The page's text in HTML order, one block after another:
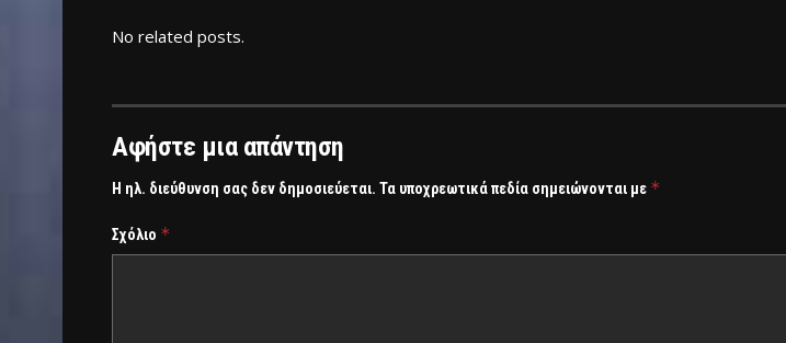
No related posts.
Αφήστε μια απάντηση
Η ηλ. διεύθυνση σας δεν δημοσιεύεται. Τα υποχρεωτικά πεδία σημειώνονται με *
Σχόλιο *